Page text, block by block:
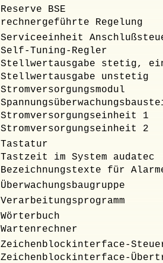
Reserve BSE
rechnergeführte Regelung
Serviceeinheit
Self-Tuning-Regler
Stellwertausgabe stetig,
Stellwertausgabe unstetig
Stromversorgungsmodul
Stromversorgungseinheit 1
Stromversorgungseinheit 2
Tastatur
Tastzeit im System audatec
Bezeichnungstexte für
Überwachungsbaugruppe
Verarbeitungsprogramm
Wörterbuch
Wartenrechner
Zeichenblockinterface-
Zeichenblockinterface-